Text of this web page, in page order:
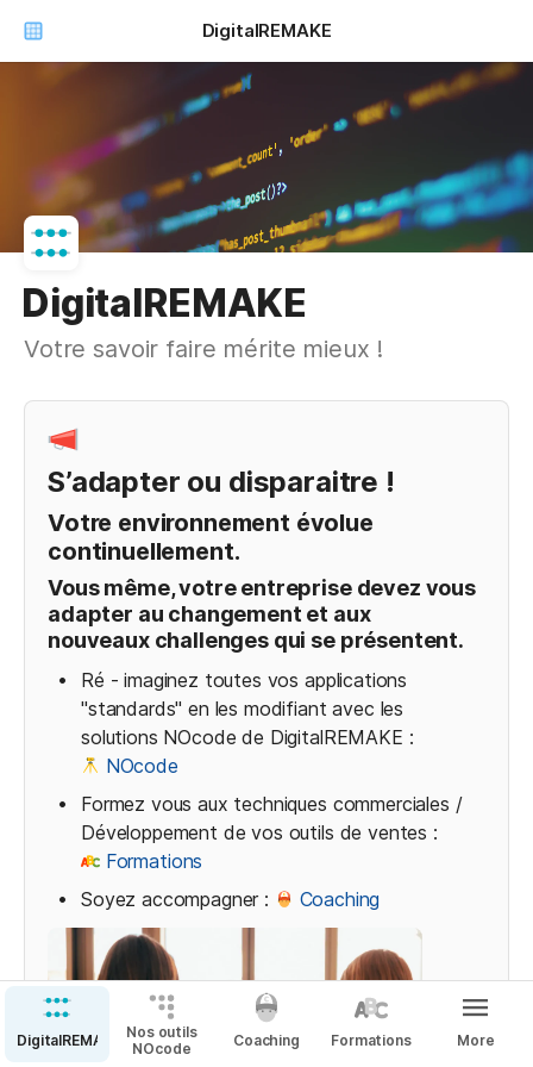
DigitalREMAKE
DigitalREMAKE
Votre savoir faire mérite mieux !
S’adapter ou disparaitre !
Votre environnement évolue
continuellement.
Vous même, votre entreprise devez vous
adapter au changement et aux
nouveaux challenges qui se présentent.
Ré - imaginez toutes vos applications
"standards" en les modifiant avec les
solutions NOcode de DigitalREMAKE :
NOcode
Formez vous aux techniques commerciales /
Développement de vos outils de ventes :
Formations
Soyez accompagner :
Coaching
DigitalREMAKE
Nos outils
NOcode
Coaching Formations More